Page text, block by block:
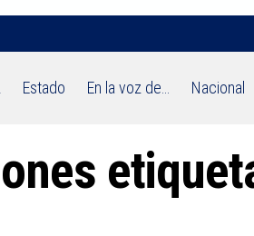
Estado En la voz de… Nacional